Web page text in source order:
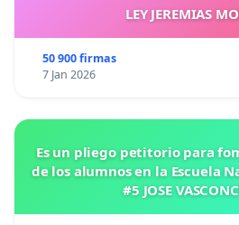
LEY JEREMIAS
50 900 firmas
7 Jan 2026
Es un pliego petitorio para
de los alumnos en la Escuela
#5 JOSE